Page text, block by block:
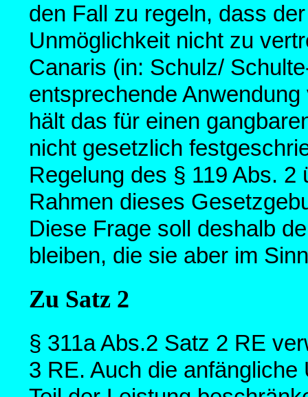
den Fall zu regeln, dass
Unmöglichkeit nicht zu
Canaris (in: Schulz/
entsprechende
hält das für einen
nicht gesetzlich
Regelung des § 119 Abs.
Rahmen dieses
Diese Frage soll deshalb
bleiben, die sie aber im
Zu Satz 2
§ 311a Abs.2 Satz 2 RE
3 RE. Auch die